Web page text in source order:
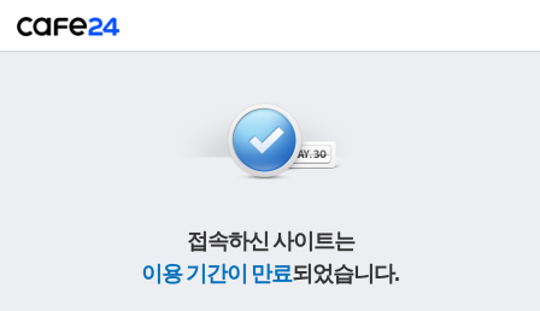
접속하신 사이트는
이용 기간이 만료되었습니다.